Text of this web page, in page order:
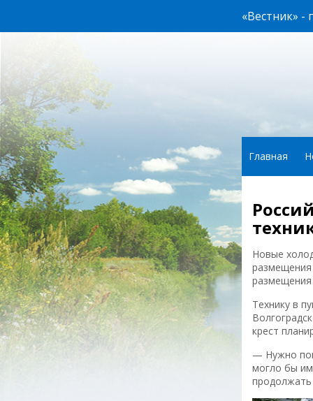
«Вестник» -
Главная
Новые
размещения
размещения
Технику в
крест
— Нужно
могло бы
продолжать